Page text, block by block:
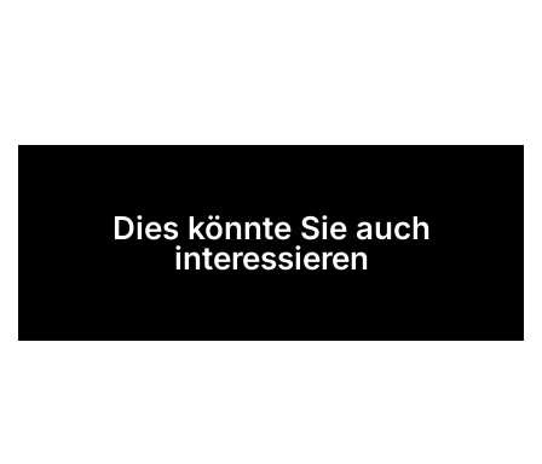
Dies könnte Sie auch
interessieren